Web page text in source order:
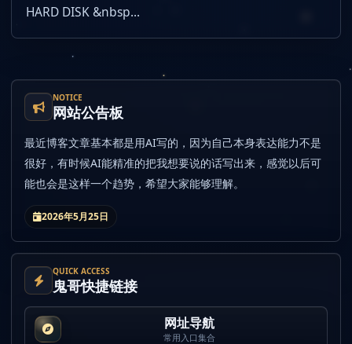
NOTICE
网站公告板
最近博客文章基本都是用AI写的，因为自己本身表达能力不是
很好，有时候AI能精准的把我想要说的话写出来，感觉以后可
能也会是这样一个趋势，希望大家能够理解。
2026年5月25日
QUICK ACCESS
鬼哥快捷链接
网址导航
常用入口集合
HARD DISK &nbsp...